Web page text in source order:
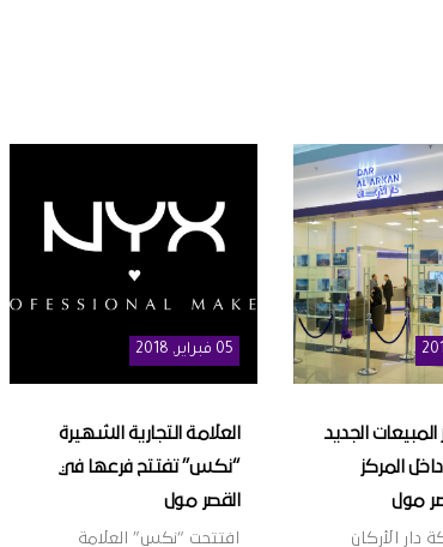
المبيعات الجديد
داخل المركز
مول
دار الأركان
05 فبراير, 2018
العلامة التجارية الشهيرة
“نكس” تفتتح فرعها في
القصر مول
افتتحت “نكس” العلامة